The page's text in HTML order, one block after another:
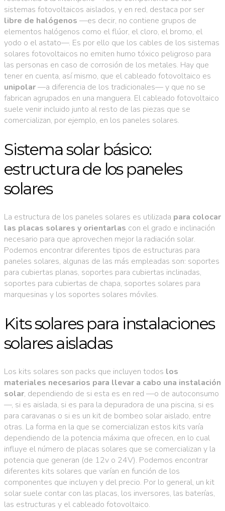
sistemas fotovoltaicos aislados, y en red, destaca por ser
libre de halógenos —es decir, no contiene grupos de
elementos halógenos como el flúor, el cloro, el bromo, el
yodo o el astato—. Es por ello que los cables de los sistemas
solares fotovoltaicos no emiten humo tóxico peligroso para
las personas en caso de corrosión de los metales. Hay que
tener en cuenta, así mismo, que el cableado fotovoltaico es
unipolar—a diferencia de los tradicionales— y que no se
fabrican agrupados en una manguera. El cableado fotovoltaico
suele venir incluido junto al resto de las piezas que se
comercializan, por ejemplo, en los paneles solares.
Sistema solar básico:
estructura de los paneles
solares
La estructura de los paneles solares es utilizada para colocar
las placas solares y orientarlas con el grado e inclinación
necesario para que aprovechen mejor la radiación solar.
Podemos encontrar diferentes tipos de estructuras para
paneles solares, algunas de las más empleadas son: soportes
para cubiertas planas, soportes para cubiertas inclinadas,
soportes para cubiertas de chapa, soportes solares para
marquesinas y los soportes solares móviles.
Kits solares para instalaciones
solares aisladas
Los kits solares son packs que incluyen todos los
materiales necesarios para llevar a cabo una instalación
solar, dependiendo de si esta es en red —o de autoconsumo
—, si es aislada, si es para la depuradora de una piscina, si es
para caravanas o si es un kit de bombeo solar aislado, entre
otras. La forma en la que se comercializan estos kits varía
dependiendo de la potencia máxima que ofrecen, en lo cual
influye el número de placas solares que se comercializan y la
potencia que generan (de 12v o 24V). Podemos encontrar
diferentes kits solares que varían en función de los
componentes que incluyen y del precio. Por lo general, un kit
solar suele contar con las placas, los inversores, las baterías,
las estructuras y el cableado fotovoltaico.